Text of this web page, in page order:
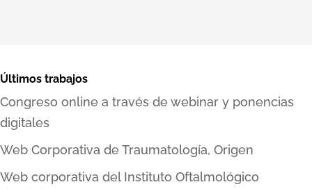
Últimos trabajos
Congreso online a través de webinar y ponencias
digitales
Web Corporativa de Traumatología, Origen
Web corporativa del Instituto Oftalmológico